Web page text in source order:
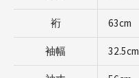
裄 63cm
袖幅 32.5cm